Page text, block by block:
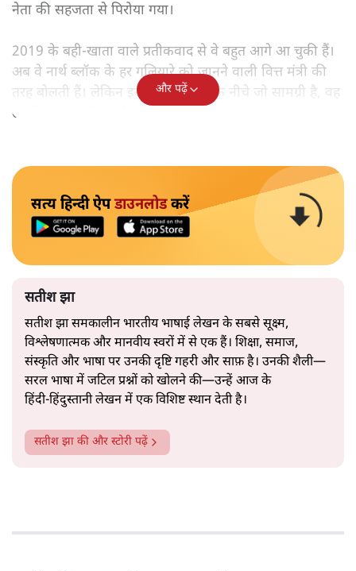
नेता की सहजता से पिरोया गया।
2019 के बही‑खाता वाले प्रतीकवाद से वे बहुत आगे आ चुकी हैं।
अब वे नार्थ ब्लॉक के हर गलियारे को जानने वाली वित्त मंत्री की
तरह बोलती हैं। लेकिन इस आत्मविश्वास के नीचे जो सामग्री है, वह
उतनी ही अनुमानित और दोहराव भरी।
और पढ़ें
सत्य हिन्दी ऐपडाउनलोडकरें
सतीश झा
सतीश झा समकालीन भारतीय भाषाई लेखन के सबसे सूक्ष्म,
विश्लेषणात्मक और मानवीय स्वरों में से एक हैं। शिक्षा, समाज,
संस्कृति और भाषा पर उनकी दृष्टि गहरी और साफ़ है। उनकी शैली—
सरल भाषा में जटिल प्रश्नों को खोलने की—उन्हें आज के
हिंदी‑हिंदुस्तानी लेखन में एक विशिष्ट स्थान देती है।
सतीश झा की और स्टोरी पढ़ें